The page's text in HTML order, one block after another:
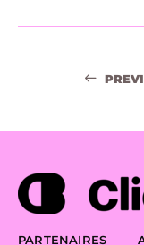
PARTENAIRES